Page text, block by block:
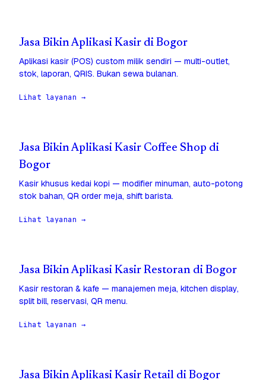
Jasa Bikin Aplikasi Kasir di Bogor
Aplikasi kasir (POS) custom milik sendiri — multi-outlet,
stok, laporan, QRIS. Bukan sewa bulanan.
Lihat layanan →
Jasa Bikin Aplikasi Kasir Coffee Shop di
Bogor
Kasir khusus kedai kopi — modifier minuman, auto-potong
stok bahan, QR order meja, shift barista.
Lihat layanan →
Jasa Bikin Aplikasi Kasir Restoran di Bogor
Kasir restoran & kafe — manajemen meja, kitchen display,
split bill, reservasi, QR menu.
Lihat layanan →
Jasa Bikin Aplikasi Kasir Retail di Bogor